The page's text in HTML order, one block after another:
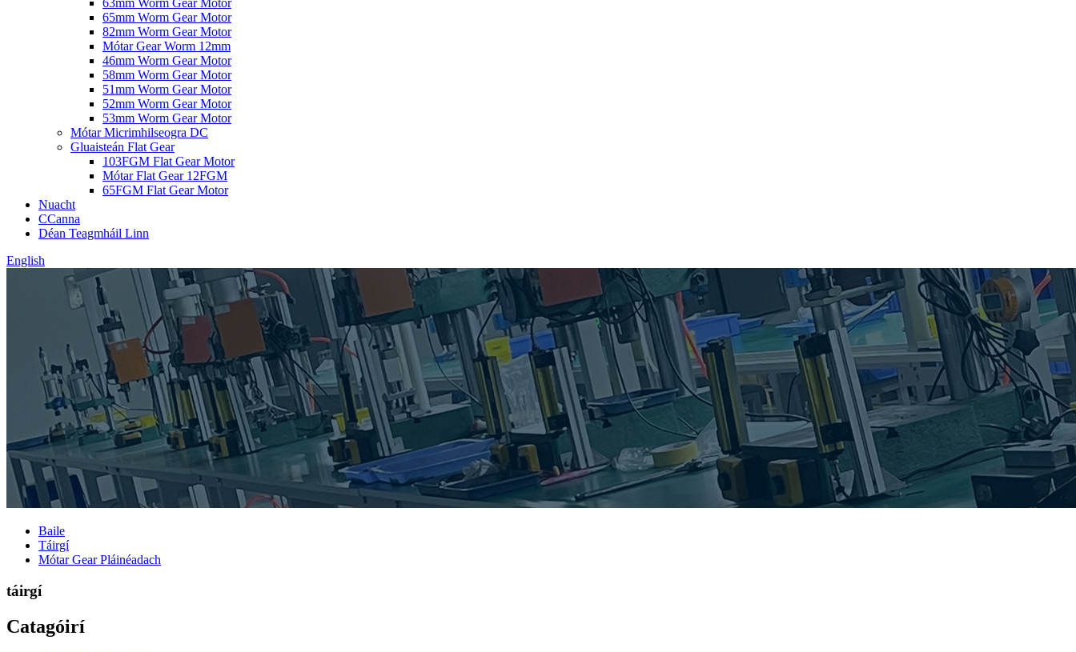
63mm Worm Gear Motor
65mm Worm Gear Motor
82mm Worm Gear Motor
Mótar Gear Worm 12mm
46mm Worm Gear Motor
58mm Worm Gear Motor
51mm Worm Gear Motor
52mm Worm Gear Motor
53mm Worm Gear Motor
Mótar Micrimhilseogra DC
Gluaisteán Flat Gear
103FGM Flat Gear Motor
Mótar Flat Gear 12FGM
65FGM Flat Gear Motor
Nuacht
CCanna
Déan Teagmháil Linn
English
Baile
Táirgí
Mótar Gear Pláinéadach
táirgí
Catagóirí